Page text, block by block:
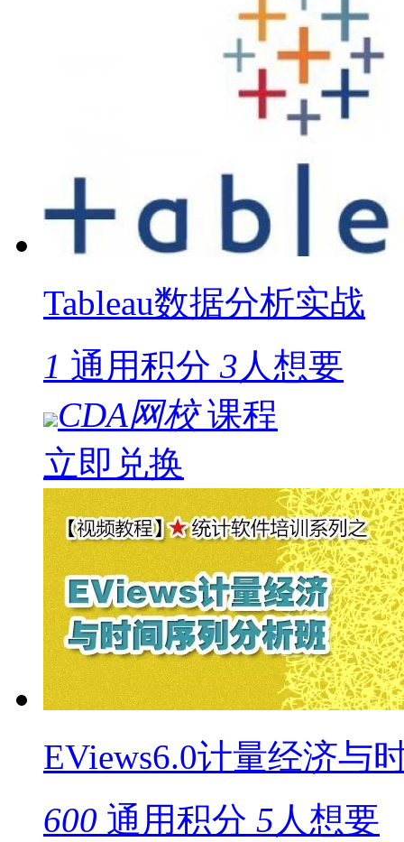
Tableau数据分析实战
1 通用积分 3人想要
CDA网校 课程
立即兑换
EViews6.0计量经济与
600 通用积分 5人想要